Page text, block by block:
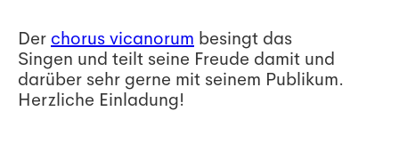
Der chorus vicanorum besingt das
Singen und teilt seine Freude damit und
darüber sehr gerne mit seinem Publikum.
Herzliche Einladung!